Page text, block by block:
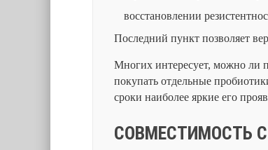
восстановлении
Последний пункт позволяет
Многих интересует, можно ли
покупать отдельные
сроки наиболее яркие его
СОВМЕСТИМОСТЬ